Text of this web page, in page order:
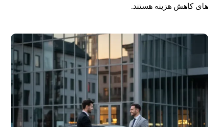
های کاهش هزینه هستند.